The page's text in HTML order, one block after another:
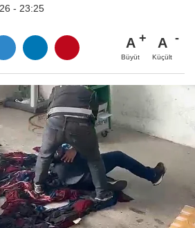
- 23:25
A
Büyüt
A
Küçült